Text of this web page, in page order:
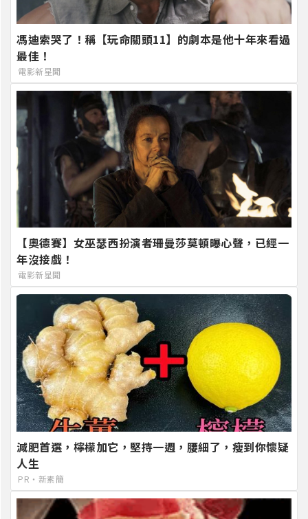
馮迪索哭了！稱【玩命關頭11】的劇本是他十年來看過
最佳！
電影新星聞
【奧德賽】女巫瑟西扮演者珊曼莎莫頓曝心聲，已經一
年沒接戲！
電影新星聞
減肥首選，檸檬加它，堅持一週，腰細了，瘦到你懷疑
人生
PR・新素簡